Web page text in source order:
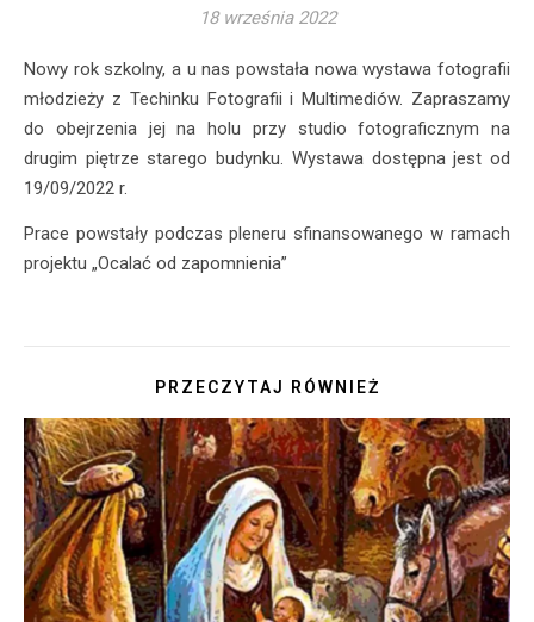
18 września 2022
Nowy rok szkolny, a u nas powstała nowa wystawa fotografii
młodzieży z Techinku Fotografii i Multimediów. Zapraszamy
do obejrzenia jej na holu przy studio fotograficznym na
drugim piętrze starego budynku. Wystawa dostępna jest od
19/09/2022 r.
Prace powstały podczas pleneru sfinansowanego w ramach
projektu „Ocalać od zapomnienia”
PRZECZYTAJ RÓWNIEŻ